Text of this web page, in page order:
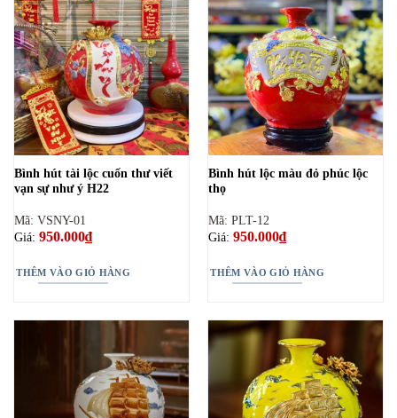
Bình hút tài lộc cuốn thư viết
vạn sự như ý H22
Mã: VSNY-01
Giá: 950.000₫
THÊM VÀO GIỎ HÀNG
Bình hút lộc màu đỏ phúc lộc
thọ
Mã: PLT-12
Giá: 950.000₫
THÊM VÀO GIỎ HÀNG